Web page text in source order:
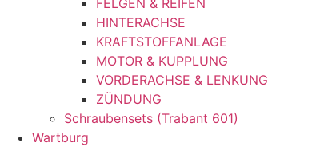
FELGEN & REIFEN
HINTERACHSE
KRAFTSTOFFANLAGE
MOTOR & KUPPLUNG
VORDERACHSE & LENKUNG
ZÜNDUNG
Schraubensets (Trabant 601)
Wartburg